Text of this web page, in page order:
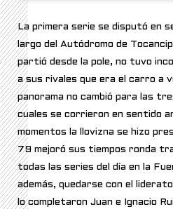
La primera serie se disputó en
largo del Autódromo de
partió desde la pole, no tuvo
a sus rivales que era el carro a
panorama no cambió para las
cuales se corrieron en sentido
momentos la llovizna se hizo
79 mejoró sus tiempos ronda
todas las series del día en la
además, quedarse con el
lo completaron Juan e Ignacio